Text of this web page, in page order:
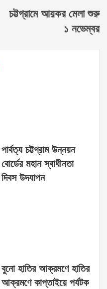
চট্টগ্রামে আয়কর মেলা শুরু
১ নভেম্বর
পার্বত্য চট্টগ্রাম উন্নয়ন
বোর্ডের মহান স্বাধীনতা
দিবস উদযাপন
বুনো হাতির আক্রমণে হাতির
আক্রমণে কাপ্তাইয়ে পর্যটক